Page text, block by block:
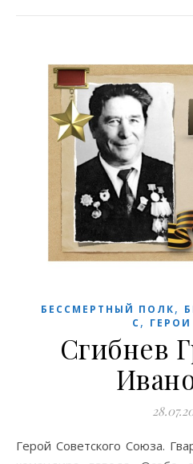
БЕССМЕРТНЫЙ ПОЛК,
С, ГЕРОИ
Сгибнев
Герой Советского Союза. Гвардии сержант. Помощник